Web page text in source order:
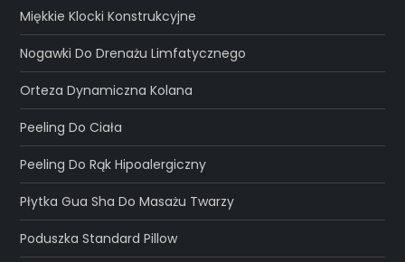
Miękkie Klocki Konstrukcyjne
Nogawki Do Drenażu Limfatycznego
Orteza Dynamiczna Kolana
Peeling Do Ciała
Peeling Do Rąk Hipoalergiczny
Płytka Gua Sha Do Masażu Twarzy
Poduszka Standard Pillow